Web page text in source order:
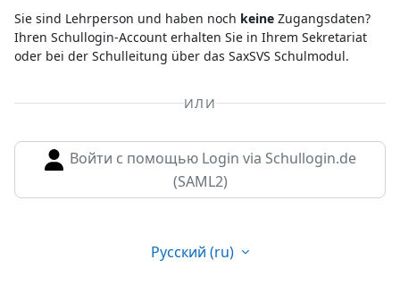
Sie sind Lehrperson und haben noch keine Zugangsdaten?
Ihren Schullogin-Account erhalten Sie in Ihrem Sekretariat
oder bei der Schulleitung über das SaxSVS Schulmodul.
ИЛИ
Войти с помощью Login via Schullogin.de
(SAML2)
Русский ‎(ru)‎